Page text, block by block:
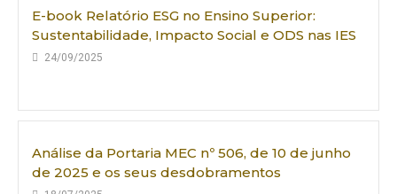
E-book Relatório ESG no Ensino Superior:
Sustentabilidade, Impacto Social e ODS nas IES
24/09/2025
Análise da Portaria MEC nº 506, de 10 de junho
de 2025 e os seus desdobramentos